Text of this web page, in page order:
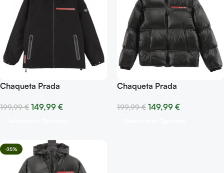
Chaqueta Prada
199,99€ 149,99 €
Chaqueta Prada
199,99€ 149,99 €
-25%